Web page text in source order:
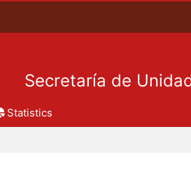
Secretaría de
Statistics